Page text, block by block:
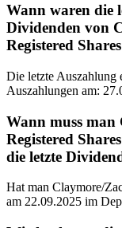
Wann waren die
Dividenden von
Registered
Die letzte Auszahlung
Auszahlungen am:
Wann muss
Registered
die letzte
Hat man Claymore/
am 22.09.2025 im